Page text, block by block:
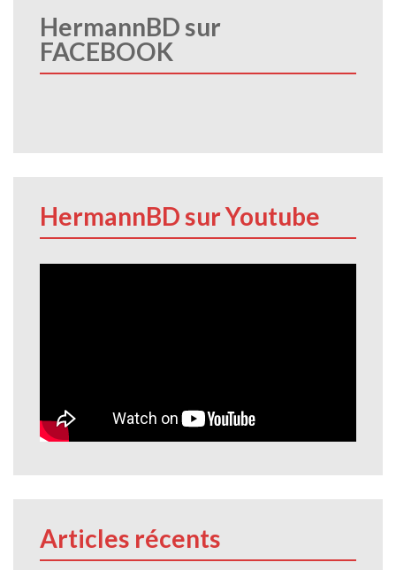
HermannBD sur
FACEBOOK
HermannBD sur Youtube
Articles récents